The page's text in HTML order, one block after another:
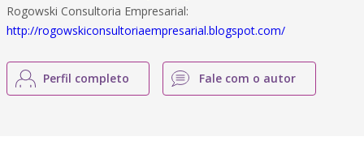
Rogowski Consultoria Empresarial:
http://rogowskiconsultoriaempresarial.blogspot.com/
Perfil completo Fale com o autor